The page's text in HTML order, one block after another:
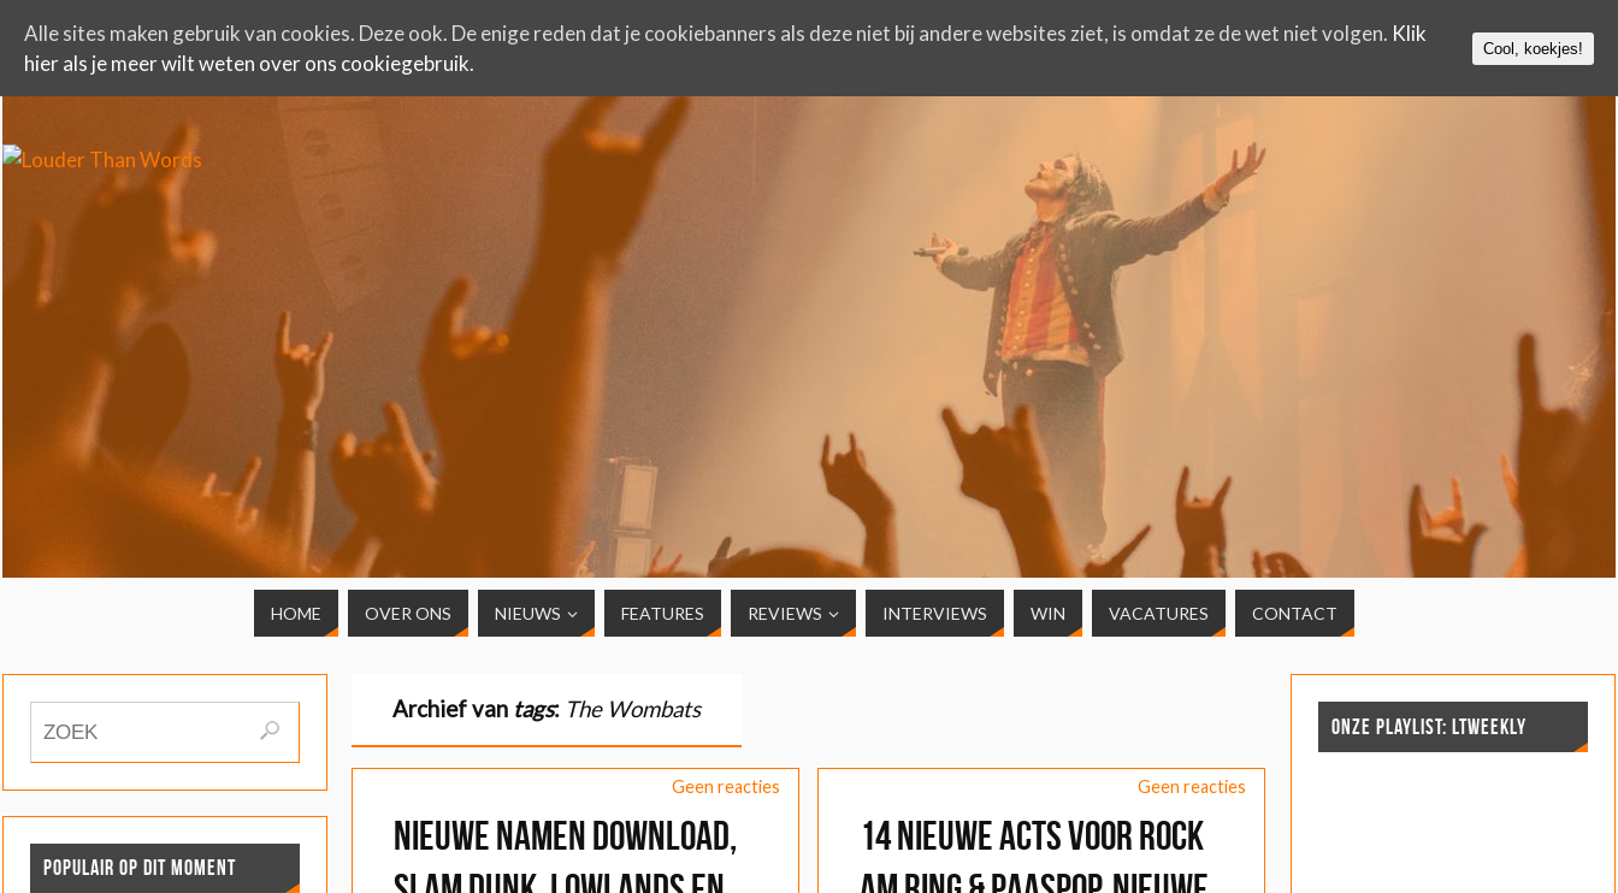
HOME OVER ONS NIEUWS FEATURES REVIEWS INTERVIEWS WIN VACATURES CONTACT
Archief van tags: The Wombats
Geen reacties
Nieuwe namen Download,
Geen reacties
14 nieuwe acts voor Rock
POPULAIR OP DIT MOMENT
ONZE PLAYLIST: LTWEEKLY
Alle sites maken gebruik van cookies. Deze ook. De enige reden dat je cookiebanners als deze niet bij andere websites ziet, is omdat ze de wet niet volgen. Klik
hier als je meer wilt weten over ons cookiegebruik.
Cool, koekjes!